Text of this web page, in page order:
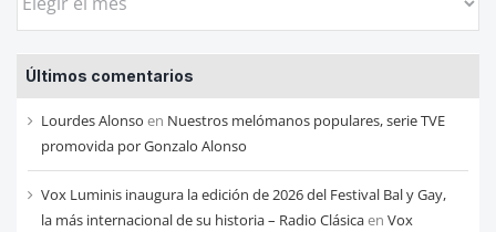
entradas
de
cada
mes
Últimos comentarios
Lourdes Alonso en Nuestros melómanos populares, serie TVE
promovida por Gonzalo Alonso
Vox Luminis inaugura la edición de 2026 del Festival Bal y Gay,
la más internacional de su historia – Radio Clásicaen Vox